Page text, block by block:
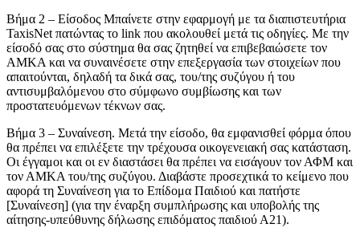
Βήμα 2 – Είσοδος Μπαίνετε στην εφαρμογή με τα διαπιστευτήρια
TaxisNet πατώντας το link που ακολουθεί μετά τις οδηγίες. Με την
είσοδό σας στο σύστημα θα σας ζητηθεί να επιβεβαιώσετε τον
ΑΜΚΑ και να συναινέσετε στην επεξεργασία των στοιχείων που
απαιτούνται, δηλαδή τα δικά σας, του/της συζύγου ή του
αντισυμβαλόμενου στο σύμφωνο συμβίωσης και των
προστατευόμενων τέκνων σας.
Βήμα 3 – Συναίνεση. Μετά την είσοδο, θα εμφανισθεί φόρμα όπου
θα πρέπει να επιλέξετε την τρέχουσα οικογενειακή σας κατάσταση.
Οι έγγαμοι και οι εν διαστάσει θα πρέπει να εισάγουν τον ΑΦΜ και
τον ΑΜΚΑ του/της συζύγου. Διαβάστε προσεχτικά το κείμενο που
αφορά τη Συναίνεση για το Επίδομα Παιδιού και πατήστε
[Συναίνεση] (για την έναρξη συμπλήρωσης και υποβολής της
αίτησης-υπεύθυνης δήλωσης επιδόματος παιδιού Α21).